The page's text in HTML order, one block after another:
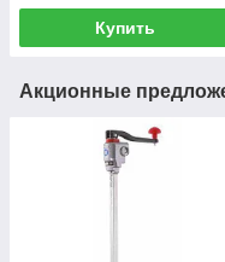
Купить
Акционные